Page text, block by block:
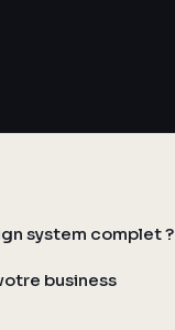
system complet ?
business